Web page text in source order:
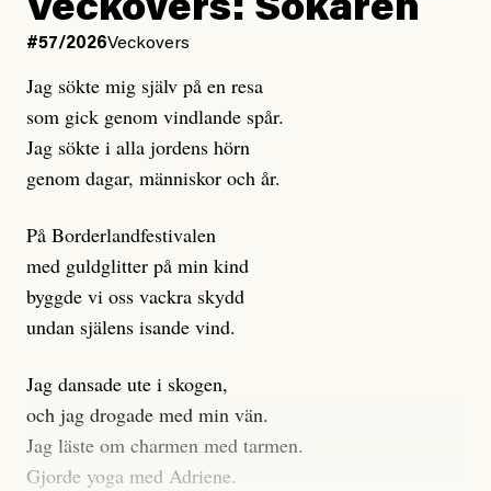
Dagens ETC arbetar med ”opålitliga källor” för att
klickbete är inte intressant för Dagens ETC.
Journalistiken är låst. En klatschig men korrekt rubrik
gör förhoppningsvis att en nyfiken beställer
prenumeration, men den avslutas sekunder senare om
dessa granskningar på olika källor, alltifrån domar till
en mängd intervjupersoner, inklusive generös
möjlighet att bemöta för såväl personen vars motiv att
engagera sig i Palestinarörelsen ifrågasätts som de
grupper där Säpo-resursen samlade in uppgifter.
Researchen är grundlig.
Möjligen är det egentligen inte journalistikens metod
Veckovers: Sökaren
#57/2026Veckovers
Jag sökte mig själv på en resa
som gick genom vindlande spår.
Jag sökte i alla jordens hörn
genom dagar, människor och år.
På Borderlandfestivalen
med guldglitter på min kind
byggde vi oss vackra skydd
undan själens isande vind.
Jag dansade ute i skogen,
och jag drogade med min vän.
Jag läste om charmen med tarmen.
Gjorde yoga med Adriene.